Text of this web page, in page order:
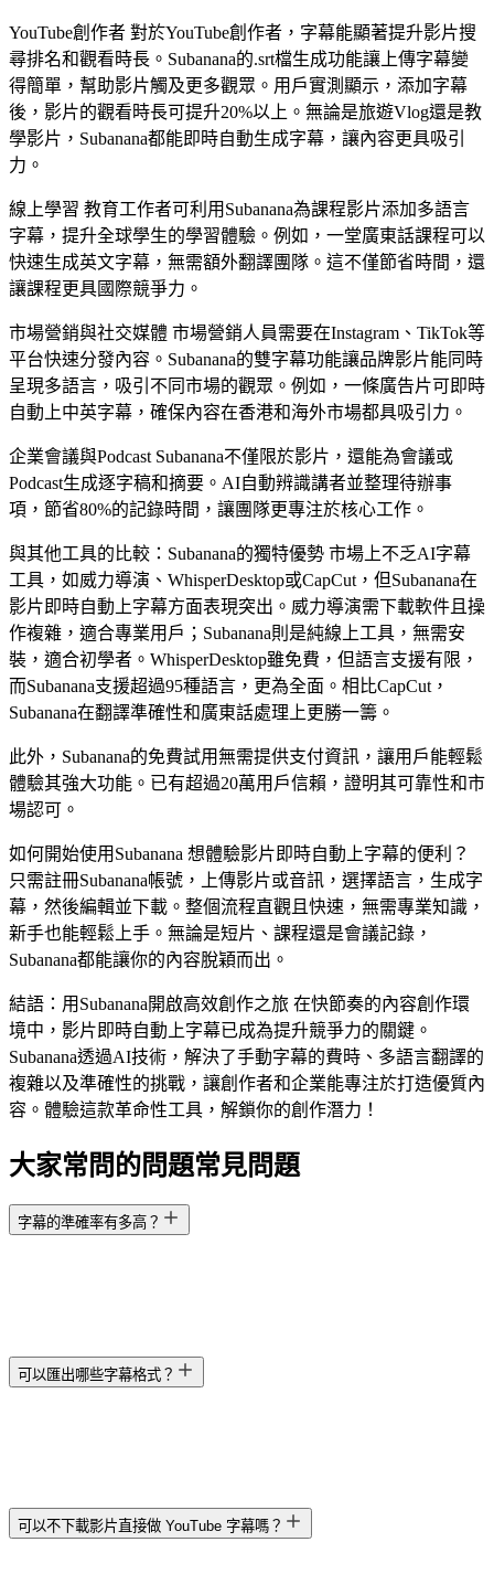
YouTube創作者 對於YouTube創作者，字幕能顯著提升影片搜
尋排名和觀看時長。Subanana的.srt檔生成功能讓上傳字幕變
得簡單，幫助影片觸及更多觀眾。用戶實測顯示，添加字幕
後，影片的觀看時長可提升20%以上。無論是旅遊Vlog還是教
學影片，Subanana都能即時自動生成字幕，讓內容更具吸引
力。
線上學習 教育工作者可利用Subanana為課程影片添加多語言
字幕，提升全球學生的學習體驗。例如，一堂廣東話課程可以
快速生成英文字幕，無需額外翻譯團隊。這不僅節省時間，還
讓課程更具國際競爭力。
市場營銷與社交媒體 市場營銷人員需要在Instagram、TikTok等
平台快速分發內容。Subanana的雙字幕功能讓品牌影片能同時
呈現多語言，吸引不同市場的觀眾。例如，一條廣告片可即時
自動上中英字幕，確保內容在香港和海外市場都具吸引力。
企業會議與Podcast Subanana不僅限於影片，還能為會議或
Podcast生成逐字稿和摘要。AI自動辨識講者並整理待辦事
項，節省80%的記錄時間，讓團隊更專注於核心工作。
與其他工具的比較：Subanana的獨特優勢 市場上不乏AI字幕
工具，如威力導演、WhisperDesktop或CapCut，但Subanana在
影片即時自動上字幕方面表現突出。威力導演需下載軟件且操
作複雜，適合專業用戶；Subanana則是純線上工具，無需安
裝，適合初學者。WhisperDesktop雖免費，但語言支援有限，
而Subanana支援超過95種語言，更為全面。相比CapCut，
Subanana在翻譯準確性和廣東話處理上更勝一籌。
此外，Subanana的免費試用無需提供支付資訊，讓用戶能輕鬆
體驗其強大功能。已有超過20萬用戶信賴，證明其可靠性和市
場認可。
如何開始使用Subanana 想體驗影片即時自動上字幕的便利？
只需註冊Subanana帳號，上傳影片或音訊，選擇語言，生成字
幕，然後編輯並下載。整個流程直觀且快速，無需專業知識，
新手也能輕鬆上手。無論是短片、課程還是會議記錄，
Subanana都能讓你的內容脫穎而出。
結語：用Subanana開啟高效創作之旅 在快節奏的內容創作環
境中，影片即時自動上字幕已成為提升競爭力的關鍵。
Subanana透過AI技術，解決了手動字幕的費時、多語言翻譯的
複雜以及準確性的挑戰，讓創作者和企業能專注於打造優質內
容。體驗這款革命性工具，解鎖你的創作潛力！
大家常問的問題常見問題
字幕的準確率有多高？
可以匯出哪些字幕格式？
可以不下載影片直接做 YouTube 字幕嗎？